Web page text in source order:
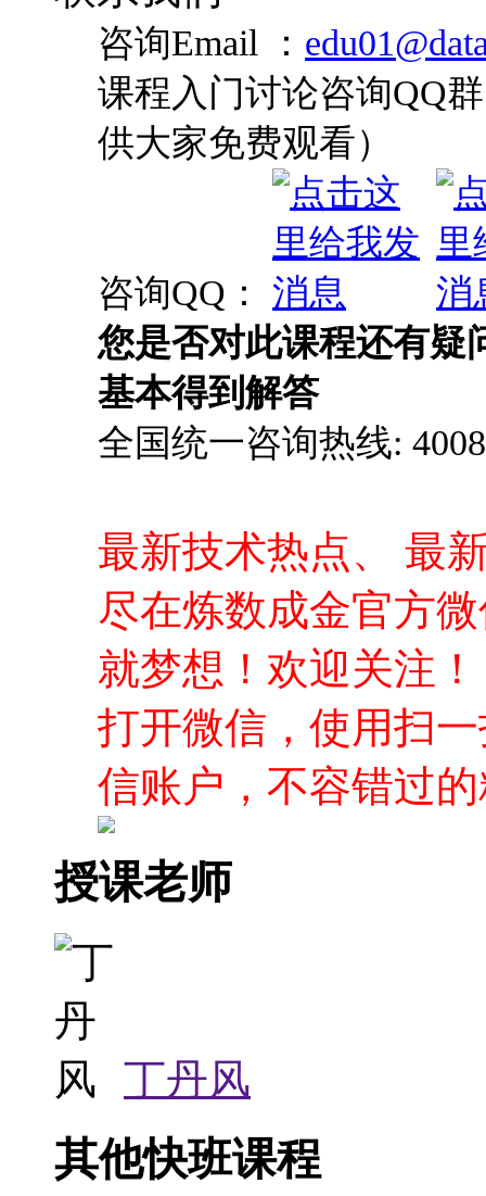
咨询QQ：
您是否对此课程还有
基本得到解答
全国统一咨询热线:
最新技术热点、 最
尽在炼数成金官方
就梦想！欢迎关注！
信账户，不容错过
授课老师
丁丹风
其他快班课程
【快班】《Oracle 23AI 深度实战》
【快班】大语言模型部署
【快班】基于大语言模型的AI Agent